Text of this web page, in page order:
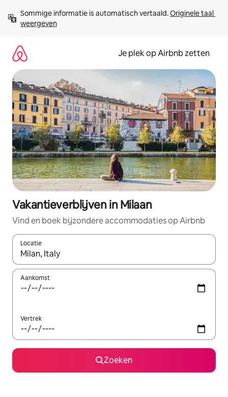
direct
naar
Sommige informatie is automatisch vertaald. Originele taal
weergeven
Je plek op Airbnb zetten
Vakantieverblijven in Milaan
Vind en boek bijzondere accommodaties op Airbnb
Locatie
Wanneer er resultaten beschikbaar zijn, maak je een keuze
Aankomst
Vertrek
Zoeken